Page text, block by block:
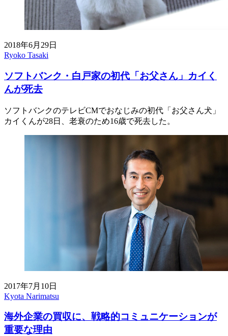
2018年6月29日
Ryoko Tasaki
ソフトバンク・白戸家の初代「お父さん」カイく
んが死去
ソフトバンクのテレビCMでおなじみの初代「お父さん犬」
カイくんが28日、老衰のため16歳で死去した。
2017年7月10日
Kyota Narimatsu
海外企業の買収に、戦略的コミュニケーションが
重要な理由